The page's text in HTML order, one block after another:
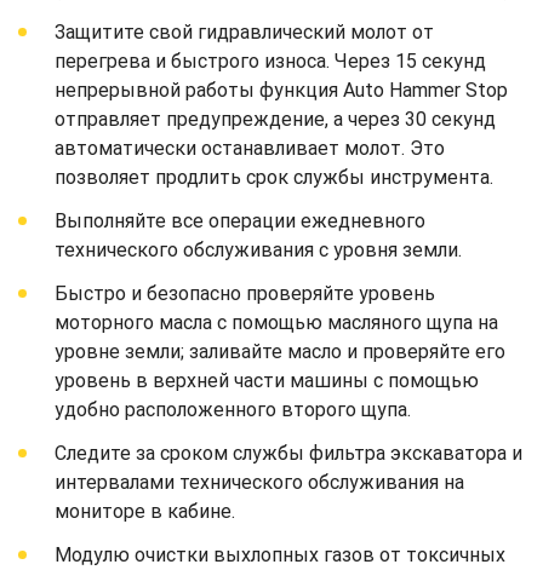
Защитите свой гидравлический молот от
перегрева и быстрого износа. Через 15 секунд
непрерывной работы функция Auto Hammer Stop
отправляет предупреждение, а через 30 секунд
автоматически останавливает молот. Это
позволяет продлить срок службы инструмента.
Выполняйте все операции ежедневного
технического обслуживания с уровня земли.
Быстро и безопасно проверяйте уровень
моторного масла с помощью масляного щупа на
уровне земли; заливайте масло и проверяйте его
уровень в верхней части машины с помощью
удобно расположенного второго щупа.
Следите за сроком службы фильтра экскаватора и
интервалами технического обслуживания на
мониторе в кабине.
Модулю очистки выхлопных газов от токсичных